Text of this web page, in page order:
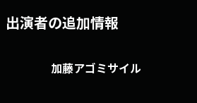
出演者の追加情報
加藤アゴミサイル